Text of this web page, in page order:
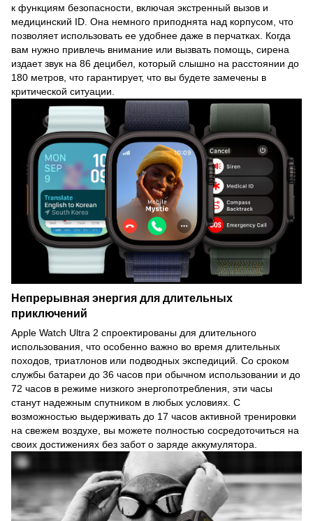
к функциям безопасности, включая экстренный вызов и
медицинский ID. Она немного приподнята над корпусом, что
позволяет использовать ее удобнее даже в перчатках. Когда
вам нужно привлечь внимание или вызвать помощь, сирена
издает звук на 86 децибел, который слышно на расстоянии до
180 метров, что гарантирует, что вы будете замечены в
критической ситуации.
Непрерывная энергия для длительных
приключений
Apple Watch Ultra 2 спроектированы для длительного
использования, что особенно важно во время длительных
походов, триатлонов или подводных экспедиций. Со сроком
службы батареи до 36 часов при обычном использовании и до
72 часов в режиме низкого энергопотребления, эти часы
станут надежным спутником в любых условиях. С
возможностью выдерживать до 17 часов активной тренировки
на свежем воздухе, вы можете полностью сосредоточиться на
своих достижениях без забот о заряде аккумулятора.